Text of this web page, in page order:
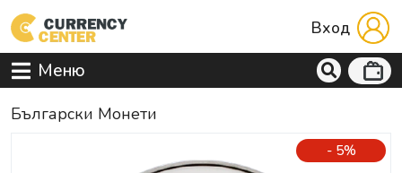
Вход
Меню
Български Монети
- 5%